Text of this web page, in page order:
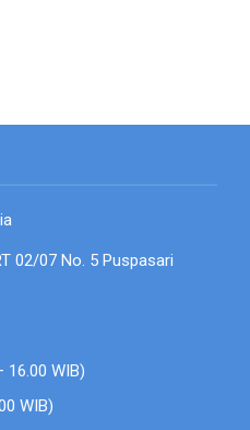
02/07 No. 5 Puspasari
16.00 WIB)
WIB)